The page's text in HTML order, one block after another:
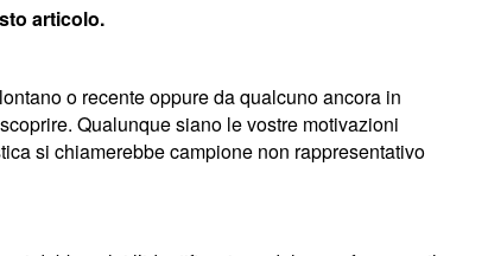
articolo.
o recente oppure da qualcuno ancora in
Qualunque siano le vostre motivazioni
si chiamerebbe campione non rappresentativo